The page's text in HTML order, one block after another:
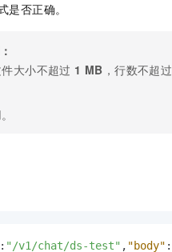
是否正确。
件大小不超过 1 MB ，行数不超过
: "/v1/chat/ds-test" , "body" :